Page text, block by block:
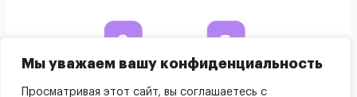
Мы уважаем вашу конфиденциальность
Просматривая этот сайт, вы соглашаетесь с